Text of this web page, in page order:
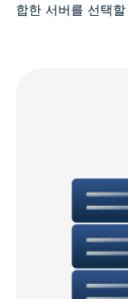
합한 서버를 선택